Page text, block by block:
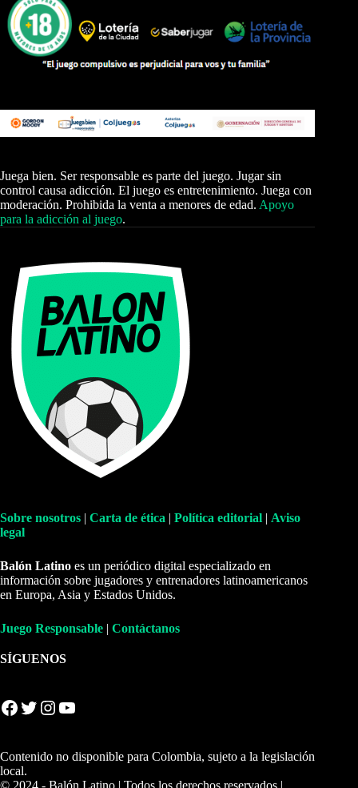
Juega bien. Ser responsable es parte del juego. Jugar sin
control causa adicción. El juego es entretenimiento. Juega con
moderación. Prohibida la venta a menores de edad. Apoyo
para la adicción al juego.
Sobre nosotros | Carta de ética | Política editorial | Aviso
legal
Balón Latino es un periódico digital especializado en
información sobre jugadores y entrenadores latinoamericanos
en Europa, Asia y Estados Unidos.
Juego Responsable | Contáctanos
SÍGUENOS
Facebook Twitter Instagram YouTube
Contenido no disponible para Colombia, sujeto a la legislación
local.
© 2024 - Balón Latino | Todos los derechos reservados |